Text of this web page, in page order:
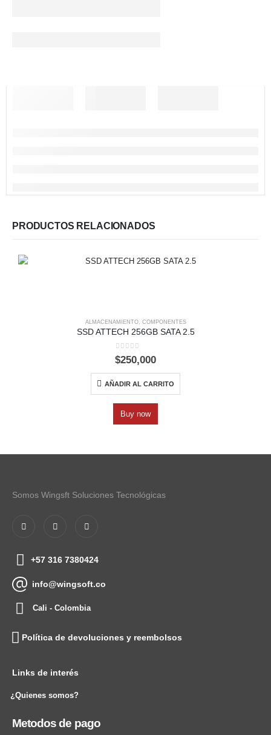
PRODUCTOS RELACIONADOS
ALMACENAMIENTO, COMPONENTES
SSD ATTECH 256GB SATA 2.5
0out of 5
$250,000
AÑADIR AL CARRITO
Buy now
Somos Wingsft Soluciones Tecnológicas
+57 316 7380424
info@wingsoft.co
Cali - Colombia
Política de devoluciones y reembolsos
Links de interés
¿Quienes somos?
Metodos de pago